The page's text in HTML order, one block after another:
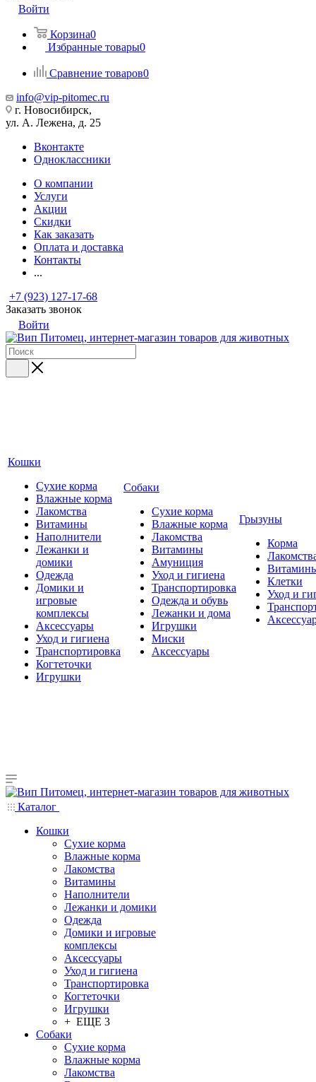
Войти
Корзина0
Избранные товары0
Сравнение товаров0
info@vip-pitomec.ru
г. Новосибирск,
ул. А. Лежена, д. 25
Вконтакте
Одноклассники
О компании
Услуги
Акции
Скидки
Как заказать
Оплата и доставка
Контакты
...
+7 (923) 127-17-68
Заказать звонок
Войти
Кошки
Сухие корма
Влажные корма
Лакомства
Витамины
Наполнители
Лежанки и
домики
Одежда
Домики и
игровые
комплексы
Аксессуары
Уход и гигиена
Транспортировка
Когтеточки
Игрушки
Собаки
Сухие корма
Влажные корма
Лакомства
Витамины
Амуниция
Уход и гигиена
Транспортировка
Одежда и обувь
Лежанки и дома
Игрушки
Миски
Аксессуары
Грызуны
Корма
Клетки
Уход и
Каталог
Кошки
Сухие корма
Влажные корма
Лакомства
Витамины
Наполнители
Лежанки и домики
Одежда
Домики и игровые
комплексы
Аксессуары
Уход и гигиена
Транспортировка
Когтеточки
Игрушки
+ ЕЩЕ 3
Собаки
Сухие корма
Влажные корма
Лакомства